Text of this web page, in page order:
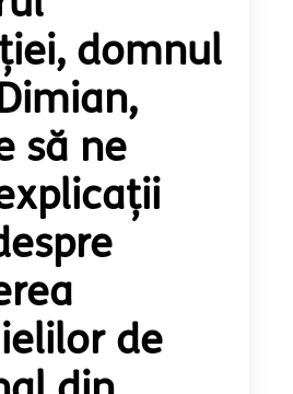
domnul
să ne
de